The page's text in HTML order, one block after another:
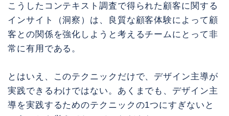
こうしたコンテキスト調査で得られた顧客に関する
インサイト（洞察）は、良質な顧客体験によって顧
客との関係を強化しようと考えるチームにとって非
常に有用である。
とはいえ、このテクニックだけで、デザイン主導が
実践できるわけではない。あくまでも、デザイン主
導を実践するためのテクニックの1つにすぎないと